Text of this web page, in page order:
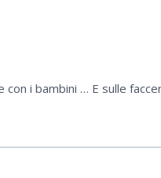
i bambini … E sulle